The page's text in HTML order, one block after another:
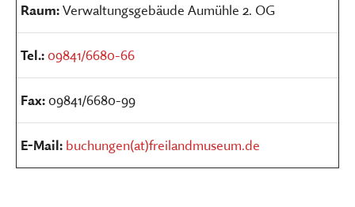
Raum:Verwaltungsgebäude Aumühle 2. OG
Tel.:09841/6680-66
Fax:09841/6680-99
E-Mail: buchungen(at)freilandmuseum.de